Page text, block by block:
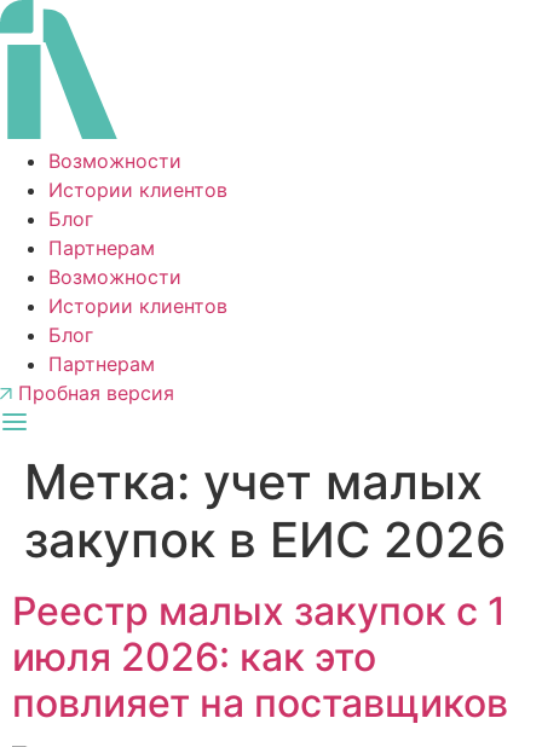
Перейти
к
содержимому
Возможности
Истории клиентов
Блог
Партнерам
Возможности
Истории клиентов
Блог
Партнерам
Пробная версия
Метка: учет малых
закупок в ЕИС 2026
Реестр малых закупок с 1
июля 2026: как это
повлияет на поставщиков